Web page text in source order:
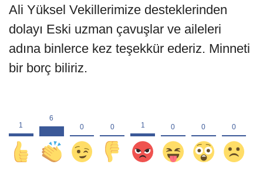
Ali Yüksel Vekillerimize desteklerinden
dolayı Eski uzman çavuşlar ve aileleri
adına binlerce kez teşekkür ederiz. Minneti
bir borç biliriz.